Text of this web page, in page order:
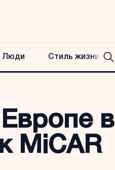
Люди Стиль жизни
в
MiCAR